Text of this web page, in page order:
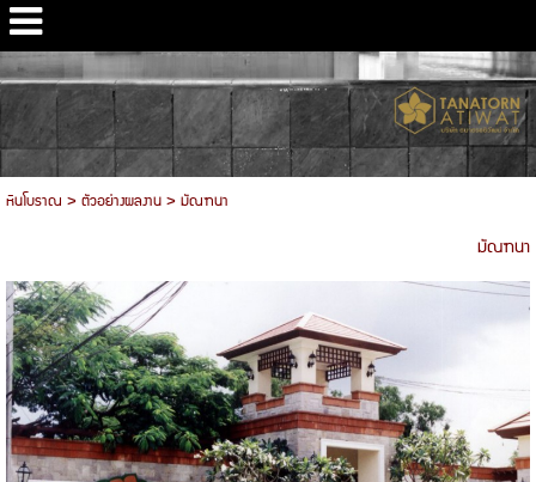
หินโบราณ >ตัวอย่างผลงาน>มัณฑนา
มัณฑนา